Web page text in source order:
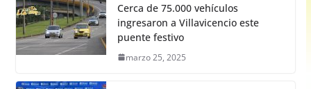
Cerca de 75.000 vehículos
ingresaron a Villavicencio este
puente festivo
marzo 25, 2025